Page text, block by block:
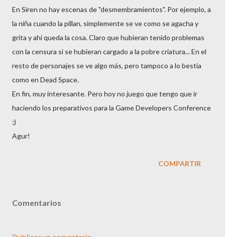
En Siren no hay escenas de "desmembramientos". Por ejemplo, a
la niña cuando la pillan, simplemente se ve como se agacha y
grita y ahí queda la cosa. Claro que hubieran tenido problemas
con la censura si se hubieran cargado a la pobre criatura... En el
resto de personajes se ve algo más, pero tampoco a lo bestia
como en Dead Space.
En fin, muy interesante. Pero hoy no juego que tengo que ir
haciendo los preparativos para la Game Developers Conference
;)
Agur!
COMPARTIR
Comentarios